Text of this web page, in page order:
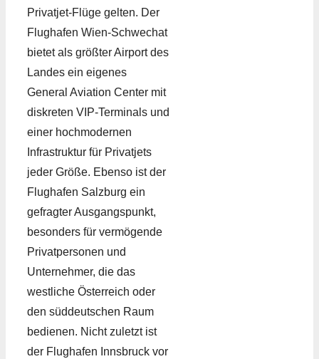
Privatjet-Flüge gelten. Der
Flughafen Wien-Schwechat
bietet als größter Airport des
Landes ein eigenes
General Aviation Center mit
diskreten VIP-Terminals und
einer hochmodernen
Infrastruktur für Privatjets
jeder Größe. Ebenso ist der
Flughafen Salzburg ein
gefragter Ausgangspunkt,
besonders für vermögende
Privatpersonen und
Unternehmer, die das
westliche Österreich oder
den süddeutschen Raum
bedienen. Nicht zuletzt ist
der Flughafen Innsbruck vor